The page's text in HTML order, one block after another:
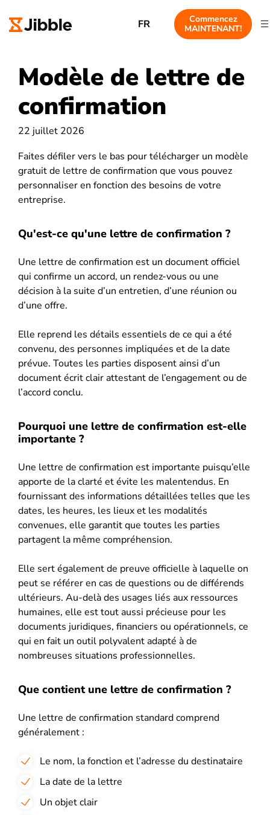
FR
Commencez
MAINTENANT!
Modèle de lettre de
confirmation
22 juillet 2026
Faites défiler vers le bas pour télécharger un modèle
gratuit de lettre de confirmation que vous pouvez
personnaliser en fonction des besoins de votre
entreprise.
Qu'est-ce qu'une lettre de confirmation ?
Une lettre de confirmation est un document officiel
qui confirme un accord, un rendez-vous ou une
décision à la suite d’un entretien, d’une réunion ou
d’une offre.
Elle reprend les détails essentiels de ce qui a été
convenu, des personnes impliquées et de la date
prévue. Toutes les parties disposent ainsi d’un
document écrit clair attestant de l’engagement ou de
l’accord conclu.
Pourquoi une lettre de confirmation est-elle
importante ?
Une lettre de confirmation est importante puisqu’elle
apporte de la clarté et évite les malentendus. En
fournissant des informations détaillées telles que les
dates, les heures, les lieux et les modalités
convenues, elle garantit que toutes les parties
partagent la même compréhension.
Elle sert également de preuve officielle à laquelle on
peut se référer en cas de questions ou de différends
ultérieurs. Au-delà des usages liés aux ressources
humaines, elle est tout aussi précieuse pour les
documents juridiques, financiers ou opérationnels, ce
qui en fait un outil polyvalent adapté à de
nombreuses situations professionnelles.
Que contient une lettre de confirmation ?
Une lettre de confirmation standard comprend
généralement :
Le nom, la fonction et l’adresse du destinataire
La date de la lettre
Un objet clair